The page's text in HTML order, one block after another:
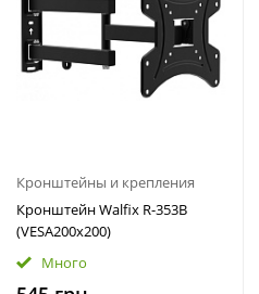
Кронштейны и крепления
Кронштейн Walfix R-353B
(VESA200х200)
Много